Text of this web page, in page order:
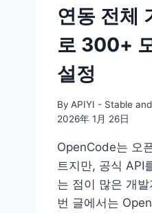
연동 전체
로 300+
설정
By APIYI - Stable
2026年 1月 26日
OpenCode는 오
트지만, 공식 API
는 점이 많은 개
번 글에서는